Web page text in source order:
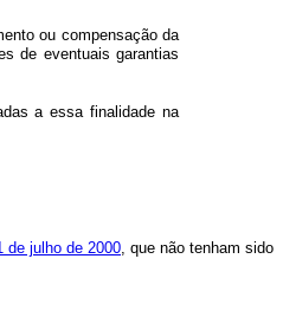
ou compensação da
de eventuais garantias
a essa finalidade na
de julho de 2000, que não tenham sido